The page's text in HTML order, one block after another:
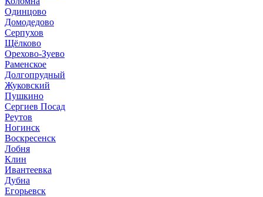
Одинцово
Домодедово
Серпухов
Щёлково
Орехово-Зуево
Раменское
Долгопрудный
Жуковский
Пушкино
Сергиев Посад
Реутов
Ногинск
Воскресенск
Лобня
Клин
Ивантеевка
Дубна
Егорьевск